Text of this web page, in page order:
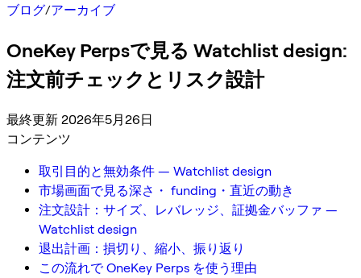
ブログ/アーカイブ
OneKey Perpsで見る Watchlist design:
注文前チェックとリスク設計
最終更新 2026年5月26日
コンテンツ
取引目的と無効条件 — Watchlist design
市場画面で見る深さ・ funding・直近の動き
注文設計：サイズ、レバレッジ、証拠金バッファ —
Watchlist design
退出計画：損切り、縮小、振り返り
この流れで OneKey Perps を使う理由